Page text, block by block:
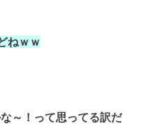
ねｗｗ
～！ って思ってる訳だ